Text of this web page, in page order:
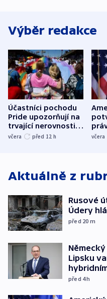
Výběr redakce
Účastníci pochodu
Pride upozorňují na
trvající nerovnosti i
společenskou
včera před 12 h včera
Aktuálně z
Rusové
Údery
před 20 m
Lipsku
před 4h